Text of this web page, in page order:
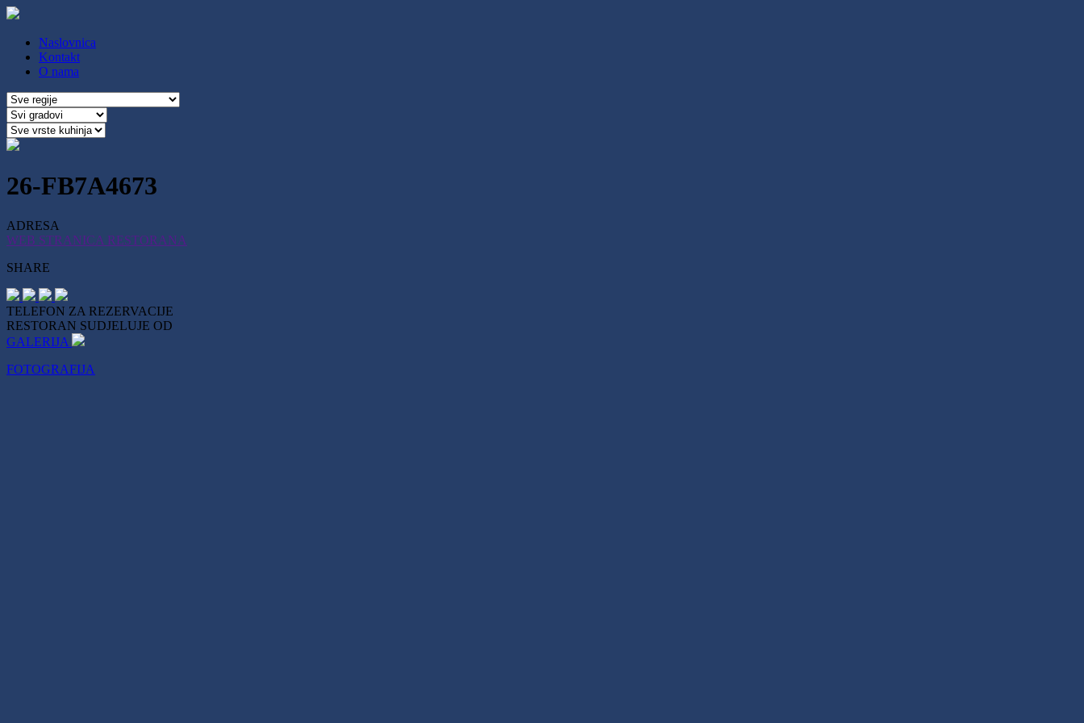
Naslovnica
Kontakt
O nama
26-FB7A4673
ADRESA
WEB STRANICA RESTORANA
SHARE
TELEFON ZA REZERVACIJE
RESTORAN SUDJELUJE OD
GALERIJA
FOTOGRAFIJA